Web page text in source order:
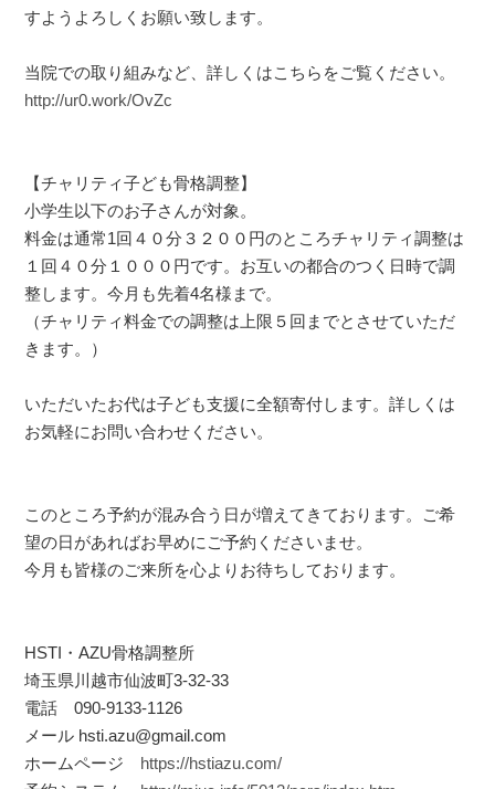
すようよろしくお願い致します。
当院での取り組みなど、詳しくはこちらをご覧ください。
http://ur0.work/OvZc
【チャリティ子ども骨格調整】
小学生以下のお子さんが対象。
料金は通常1回４０分３２００円のところチャリティ調整は
１回４０分１０００円です。お互いの都合のつく日時で調
整します。今月も先着4名様まで。
（チャリティ料金での調整は上限５回までとさせていただ
きます。）
いただいたお代は子ども支援に全額寄付します。詳しくは
お気軽にお問い合わせください。
このところ予約が混み合う日が増えてきております。ご希
望の日があればお早めにご予約くださいませ。
今月も皆様のご来所を心よりお待ちしております。
HSTI・AZU骨格調整所
埼玉県川越市仙波町3-32-33
電話 090-9133-1126
メール hsti.azu@gmail.com
ホームページ https://hstiazu.com/